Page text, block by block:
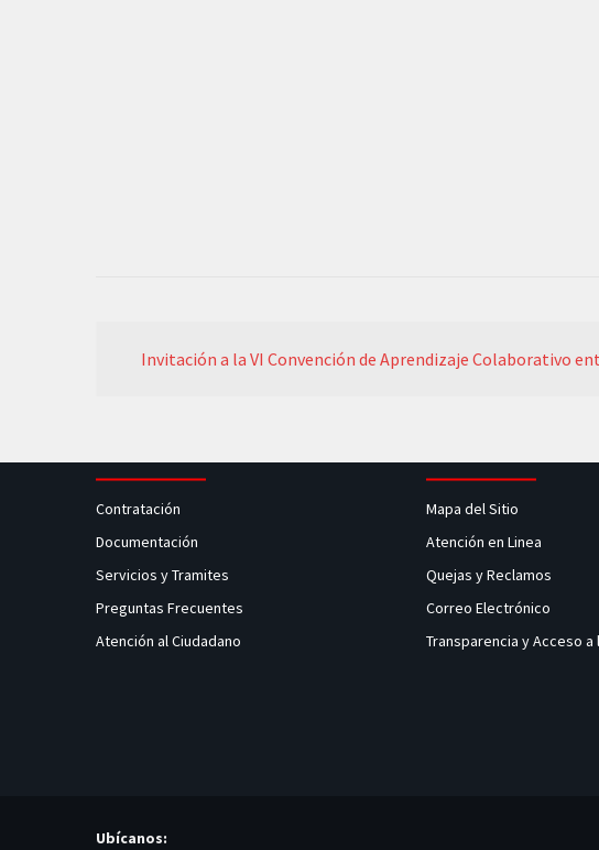
Invitación a la VI Convención de Aprendizaje Colaborativo
Contratación
Documentación
Servicios y Tramites
Preguntas Frecuentes
Atención al Ciudadano
Mapa del Sitio
Atención en Linea
Quejas y Reclamos
Correo Electrónico
Transparencia y Acceso a
Ubícanos: